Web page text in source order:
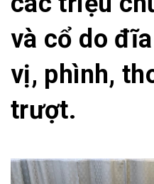
và cổ do
vị, phình,
trượt.